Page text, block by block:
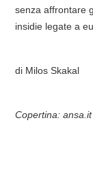
senza affrontare
insidie legate a
di Milos Skakal
Copertina: ansa.it